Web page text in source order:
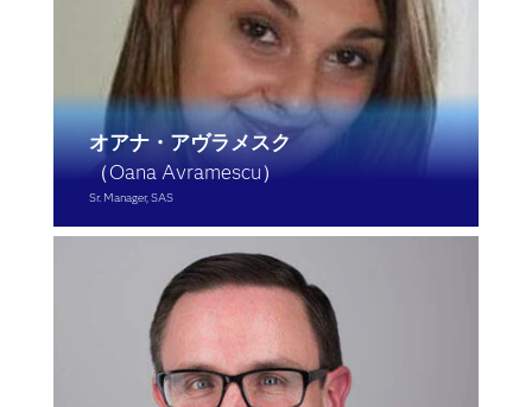
オアナ・アヴラメスク
（Oana Avramescu）
Sr. Manager, SAS